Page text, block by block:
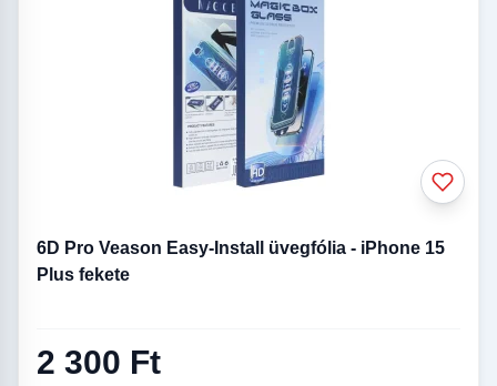
6D Pro Veason Easy-Install üvegfólia - iPhone 15
Plus fekete
2 300 Ft